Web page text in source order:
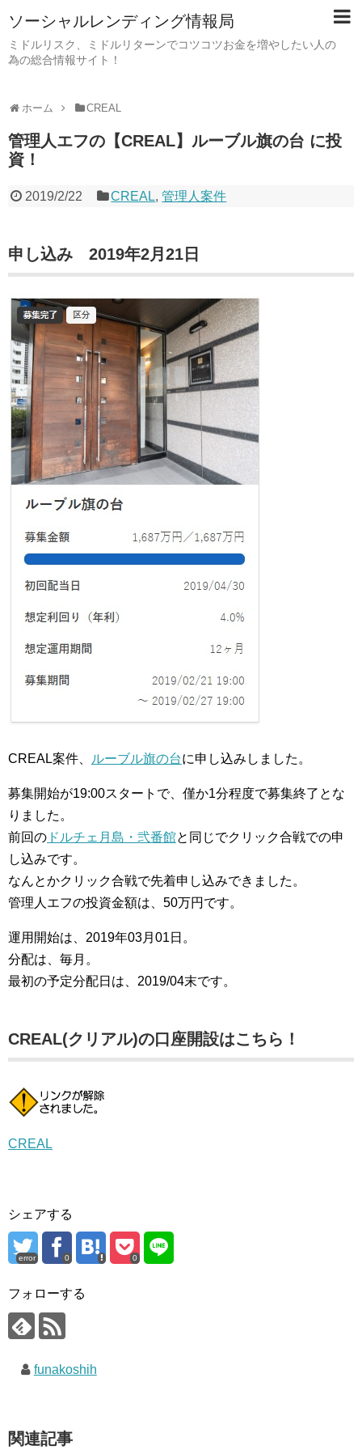
ソーシャルレンディング情報局
ミドルリスク、ミドルリターンでコツコツお金を増やしたい人の
為の総合情報サイト！
ホーム CREAL
管理人エフの【CREAL】ルーブル旗の台 に投
資！
2019/2/22 CREAL,管理人案件
申し込み 2019年2月21日
CREAL案件、 ルーブル旗の台に申し込みしました。
募集開始が19:00スタートで、僅か1分程度で募集終了とな
りました。
前回の ドルチェ月島・弐番館と同じでクリック合戦での申
し込みです。
なんとかクリック合戦で先着申し込みできました。
管理人エフの投資金額は、50万円です。
運用開始は、2019年03月01日。
分配は、毎月。
最初の予定分配日は、2019/04末です。
CREAL(クリアル)の口座開設はこちら！
CREAL
シェアする
error 0 0
フォローする
funakoshih
関連記事